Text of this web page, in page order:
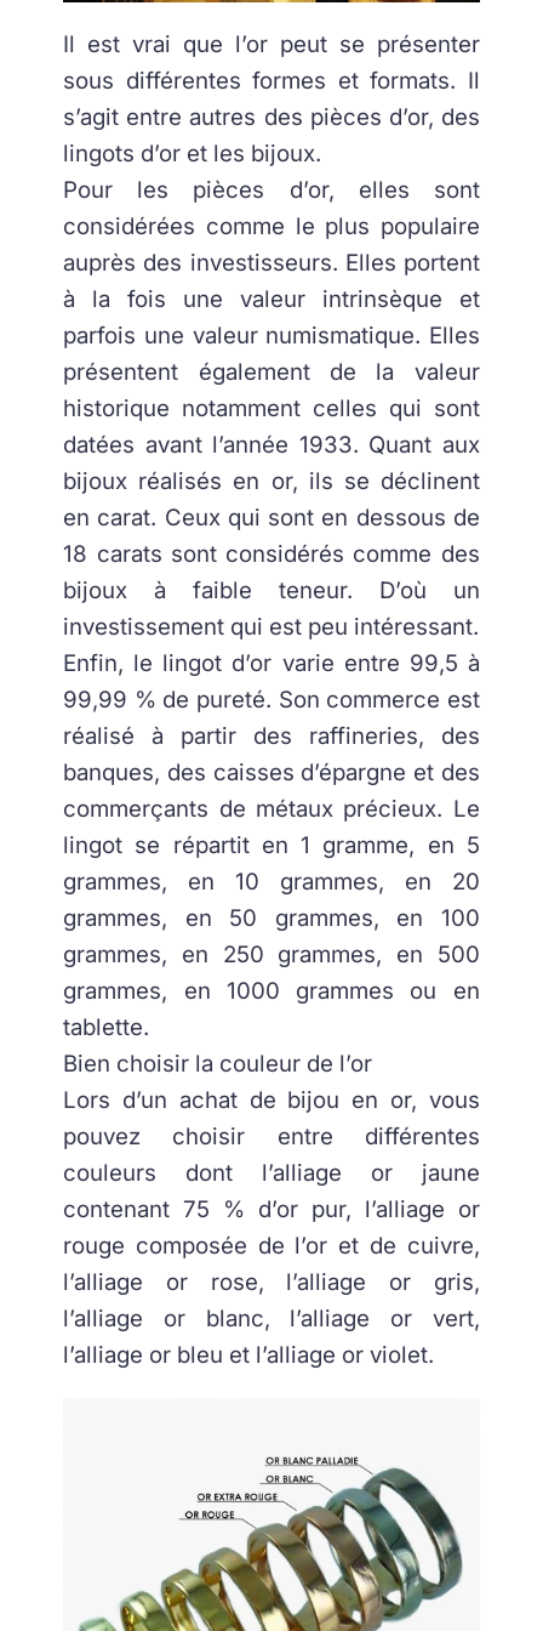
Il est vrai que l’or peut se présenter
sous différentes formes et formats. Il
s’agit entre autres des pièces d’or, des
lingots d’or et les bijoux.
Pour les pièces d’or, elles sont
considérées comme le plus populaire
auprès des investisseurs. Elles portent
à la fois une valeur intrinsèque et
parfois une valeur numismatique. Elles
présentent également de la valeur
historique notamment celles qui sont
datées avant l’année 1933. Quant aux
bijoux réalisés en or, ils se déclinent
en carat. Ceux qui sont en dessous de
18 carats sont considérés comme des
bijoux à faible teneur. D’où un
investissement qui est peu intéressant.
Enfin, le lingot d’or varie entre 99,5 à
99,99 % de pureté. Son commerce est
réalisé à partir des raffineries, des
banques, des caisses d’épargne et des
commerçants de métaux précieux. Le
lingot se répartit en 1 gramme, en 5
grammes, en 10 grammes, en 20
grammes, en 50 grammes, en 100
grammes, en 250 grammes, en 500
grammes, en 1000 grammes ou en
tablette.
Bien choisir la couleur de l’or
Lors d’un achat de bijou en or, vous
pouvez choisir entre différentes
couleurs dont l’alliage or jaune
contenant 75 % d’or pur, l’alliage or
rouge composée de l’or et de cuivre,
l’alliage or rose, l’alliage or gris,
l’alliage or blanc, l’alliage or vert,
l’alliage or bleu et l’alliage or violet.